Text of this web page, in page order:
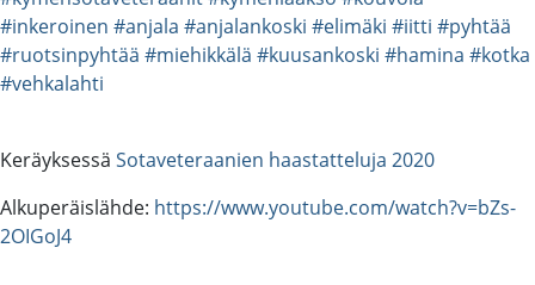
#inkeroinen #anjala #anjalankoski #elimäki #iitti #pyhtää
#ruotsinpyhtää #miehikkälä #kuusankoski #hamina #kotka
#vehkalahti
Keräyksessä Sotaveteraanien haastatteluja 2020
Alkuperäislähde: https://www.youtube.com/watch?v=bZs-
2OIGoJ4